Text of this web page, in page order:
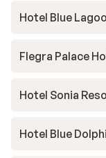
Hotel Blue
Flegra Palace
Hotel Sonia
Hotel Blue